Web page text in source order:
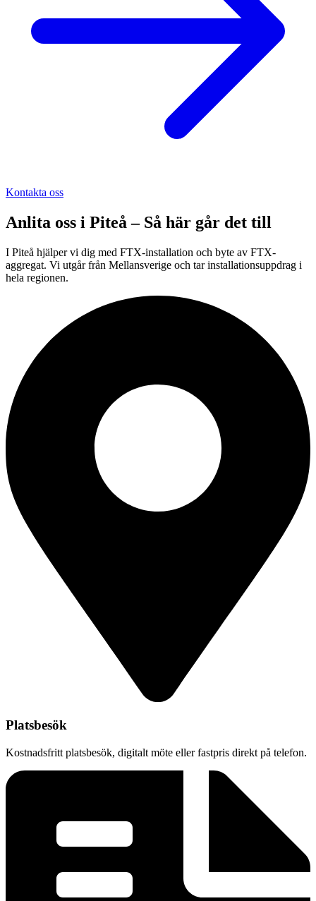
Kontakta oss
Anlita oss i Piteå – Så här går det till
I Piteå hjälper vi dig med FTX-installation och byte av FTX-
aggregat. Vi utgår från Mellansverige och tar installationsuppdrag i
hela regionen.
Platsbesök
Kostnadsfritt platsbesök, digitalt möte eller fastpris direkt på telefon.